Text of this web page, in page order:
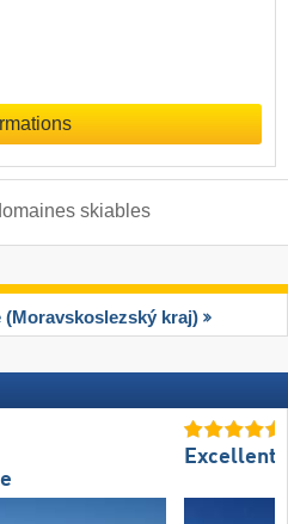
skiables
(Moravskoslezský kraj)
Excellent